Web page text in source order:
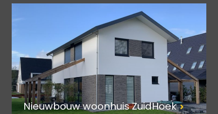
Nieuwbouw woonhuis ZuidHoek